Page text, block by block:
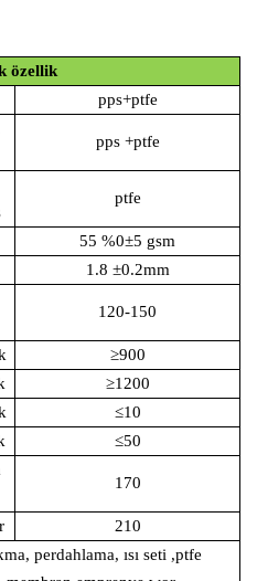
özellik
pps+ptfe
pps+ptfe
ptfe
55 %0±5 gsm
1.8 ±0.2mm
120-150
≥900
≥1 200
≤10
≤50
1 70
210
perdahlama, ısı seti ,ptfe